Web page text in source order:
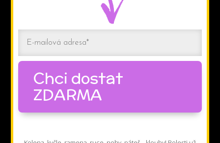
Chci dostat
ZDARMA